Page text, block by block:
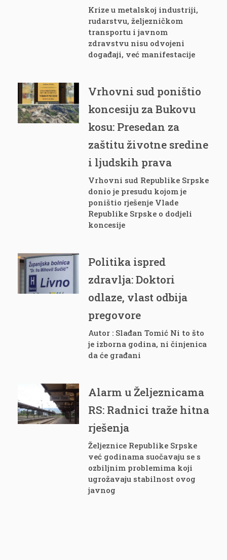
Krize u metalskoj industriji,
rudarstvu, željezničkom
transportu i javnom
zdravstvu nisu odvojeni
događaji, već manifestacije
Vrhovni sud poništio
koncesiju za Bukovu
kosu: Presedan za
zaštitu životne sredine
i ljudskih prava
Vrhovni sud Republike Srpske
donio je presudu kojom je
poništio rješenje Vlade
Republike Srpske o dodjeli
koncesije
Politika ispred
zdravlja: Doktori
odlaze, vlast odbija
pregovore
Autor : Slađan Tomić Ni to što
je izborna godina, ni činjenica
da će građani
Alarm u Željeznicama
RS: Radnici traže hitna
rješenja
Željeznice Republike Srpske
već godinama suočavaju se s
ozbiljnim problemima koji
ugrožavaju stabilnost ovog
javnog